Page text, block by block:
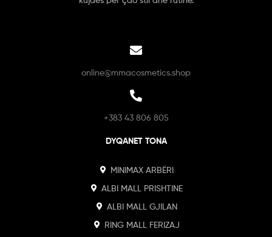
online@mmacosmetics.shop
+383 43 806 805
DYQANET TONA
MINIMAX ARBËRI
ALBI MALL PRISHTINE
ALBI MALL GJILAN
RING MALL FERIZAJ